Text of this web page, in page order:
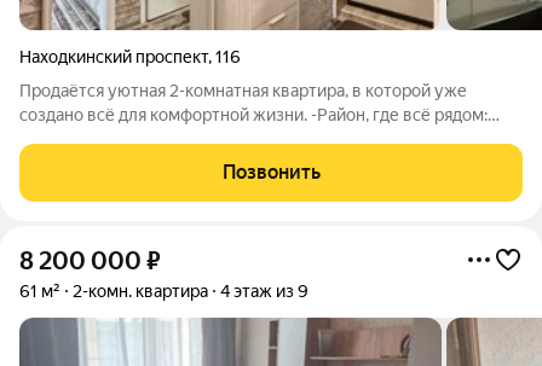
Находкинский проспект,116
Продаётся уютная 2-комнатная квартира, в которой уже
создано всё для комфортной жизни. -Район, где всё рядом:
здоровье магазины и ТЦ "Мега-Находк" транспорт легко
добраться в любую точку города
Позвонить
8 200 000 ₽
61 м² 2-комн. квартира 4 этаж из 9